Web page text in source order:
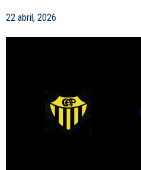
22 abril, 2026